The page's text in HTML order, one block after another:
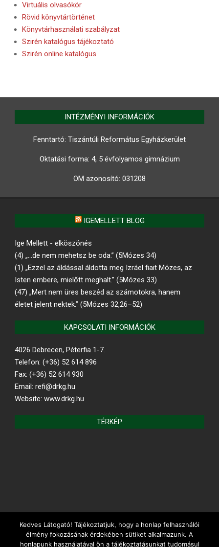
Virtuális olvasókör
Rövid könyvtártörténet
Könyvtárhasználati szabályzat
Szirén katalógus tájékoztató
Szirén online katalógus
INTÉZMÉNYI INFORMÁCIÓK
Fenntartó: Tiszántúli Református Egyházkerület
Oktatási forma: 4, 5 évfolyamos gimnázium
OM azonosító: 031208
IGEMELLETT BLOG
Ige Mellett - elköszönés
(4) „…de nem mehetsz be oda.” (5Mózes 34)
(1) „Ezzel az áldással áldotta meg Izráel fiait Mózes, az
Isten embere, mielőtt meghalt.” (5Mózes 33)
(47) „Mert nem üres beszéd az számotokra, hanem
életet jelent nektek.” (5Mózes 32,26–52)
KAPCSOLATI INFORMÁCIÓK
4026 Debrecen, Péterfia 1-7.
Telefon: (+36) 52 614 896
Fax: (+36) 52 614 930
Email: refi@drkg.hu
Website: www.drkg.hu
TÉRKÉP
REFORMÁTUS.HU
Kedves Látogató! Tájékoztatjuk, hogy a honlap felhasználói
élmény fokozásának érdekében sütiket alkalmazunk. A
honlapunk használatával ön a tájékoztatásunkat tudomásul